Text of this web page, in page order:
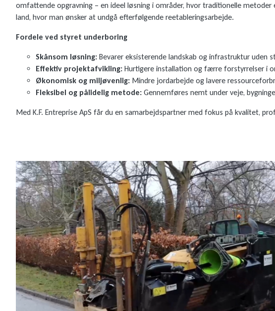
omfattende opgravning – en ideel løsning i områder, hvor traditionelle
land, hvor man ønsker at undgå efterfølgende reetableringsarbejde.
Fordele ved styret underboring
Skånsom løsning: Bevarer eksisterende landskab og infrastruktur uden
Effektiv projektafvikling: Hurtigere installation og færre forstyrrelser i
Økonomisk og miljøvenlig: Mindre jordarbejde og lavere
Fleksibel og pålidelig metode: Gennemføres nemt under veje,
Med K.F. Entreprise ApS får du en samarbejdspartner med fokus på kvalitet,